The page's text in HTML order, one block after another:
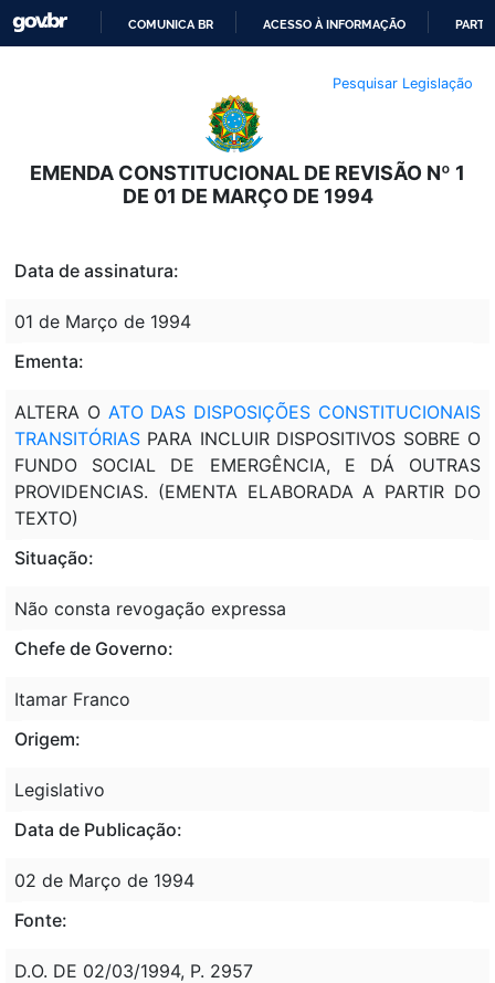
O
CONTEÚDO
COMUNICA BR ACESSO À INFORMAÇÃO
Pesquisar Legislação
EMENDA CONSTITUCIONAL DE REVISÃO Nº 1
DE 01 DE MARÇO DE 1994
Data de assinatura:
01 de Março de 1994
Ementa:
ALTERA O ATO DAS DISPOSIÇÕES CONSTITUCIONAIS
TRANSITÓRIAS PARA INCLUIR DISPOSITIVOS SOBRE O
FUNDO SOCIAL DE EMERGÊNCIA, E DÁ OUTRAS
PROVIDENCIAS. (EMENTA ELABORADA A PARTIR DO
TEXTO)
Situação:
Não consta revogação expressa
Chefe de Governo:
Itamar Franco
Origem:
Legislativo
Data de Publicação:
02 de Março de 1994
Fonte:
D.O. DE 02/03/1994, P. 2957